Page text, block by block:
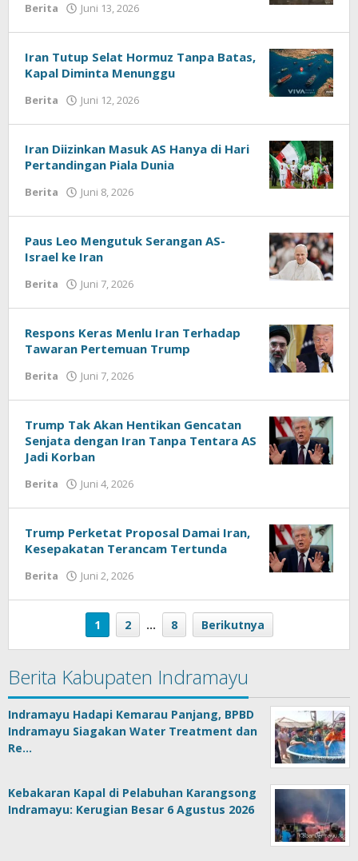
Berita Juni 13, 2026
Iran Tutup Selat Hormuz Tanpa Batas,
Kapal Diminta Menunggu
Berita Juni 12, 2026
Iran Diizinkan Masuk AS Hanya di Hari
Pertandingan Piala Dunia
Berita Juni 8, 2026
Paus Leo Mengutuk Serangan AS-
Israel ke Iran
Berita Juni 7, 2026
Respons Keras Menlu Iran Terhadap
Tawaran Pertemuan Trump
Berita Juni 7, 2026
Trump Tak Akan Hentikan Gencatan
Senjata dengan Iran Tanpa Tentara AS
Jadi Korban
Berita Juni 4, 2026
Trump Perketat Proposal Damai Iran,
Kesepakatan Terancam Tertunda
Berita Juni 2, 2026
1 2 … 8 Berikutnya
Berita Kabupaten Indramayu
Indramayu Hadapi Kemarau Panjang, BPBD
Indramayu Siagakan Water Treatment dan
Re…
Kebakaran Kapal di Pelabuhan Karangsong
Indramayu: Kerugian Besar 6 Agustus 2026